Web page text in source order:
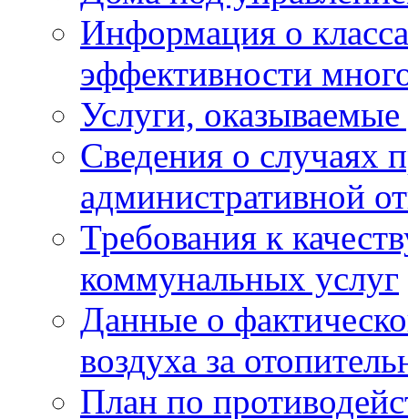
Информация о
эффективности
Услуги,
Сведения о случаях
административной
Требования к
коммунальных услуг
Данные о
воздуха за
План по